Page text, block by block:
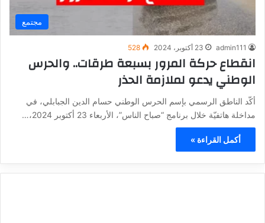
مجتمع
admin111 23 أكتوبر، 2024 528
انقطاع حركة المرور بسبعة طرقات.. والحرس
الوطني يدعو لملازمة الحذر
أكّد الناطق الرسمي بإسم الحرس الوطني حسام الدين الجبابلي، في
مداخلة هاتفيّة خلال برنامج “صباح الناس”، الأربعاء 23 أكتوبر 2024،…
أكمل القراءة »